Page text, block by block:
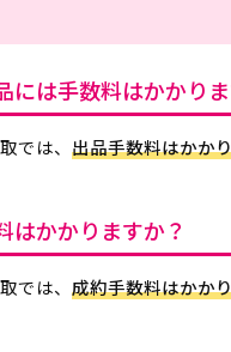
には手数料はかかり
では、 出品手数料はかか
はかかりますか？
では、 成約手数料はかか